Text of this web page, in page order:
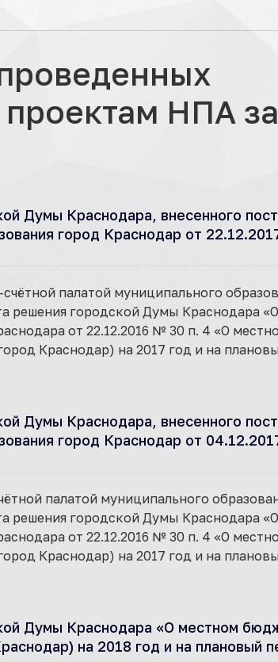
проектам НПА
Думы Краснодара, внесенного
город Краснодар от
палатой муниципального
решения городской Думы Краснодара
от 22.12.2016 № 30 п. 4 «О
Краснодар) на 2017 год и на
Думы Краснодара, внесенного
город Краснодар от
палатой муниципального
решения городской Думы Краснодара
от 22.12.2016 № 30 п. 4 «О
Краснодар) на 2017 год и на
Думы Краснодара «О местном
на 2018 год и на плановый